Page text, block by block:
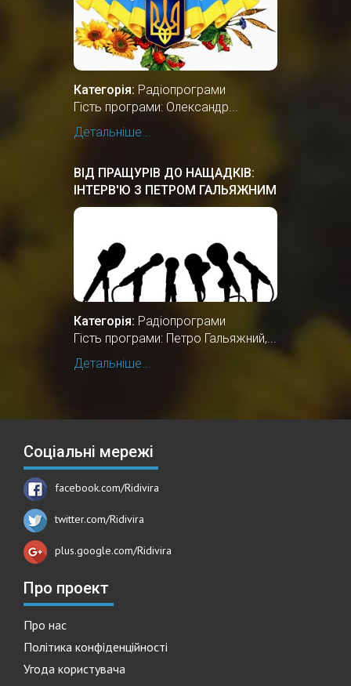
Категорія: Радіопрограми
Гість програми: Олександр...
Детальніше...
ВІД ПРАЩУРІВ ДО НАЩАДКІВ:
ІНТЕРВ'Ю З ПЕТРОМ ГАЛЬЯЖНИМ
Категорія: Радіопрограми
Гість програми: Петро Гальяжний,...
Детальніше...
Соціальні мережі
facebook.com/Ridivira
twitter.com/Ridivira
plus.google.com/Ridivira
Про проект
Про нас
Політика конфіденційності
Угода користувача